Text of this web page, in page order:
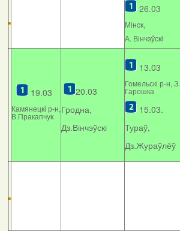
26.03
Мінcк,
А. Вінчэўскі
19.03
Камянецкі р-н,
В.Пракапчук
20.03
Гродна,
Дз.Вінчэўскі
13.03
Гомельскі р-н, З.
Гарошка
15.03.
Тураў,
Дз.Жураўлёў